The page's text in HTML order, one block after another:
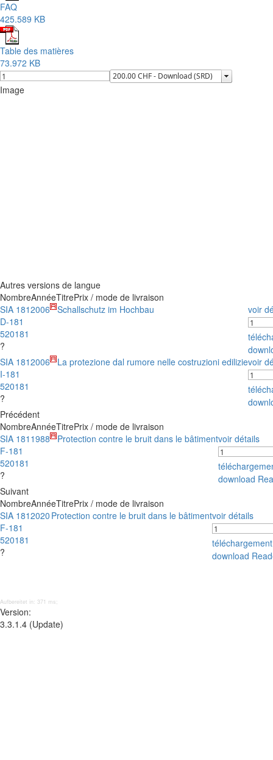
FAQ
425.589 KB
Table des matières
73.972 KB
Image
Autres versions de langue
NombreAnnéeTitrePrix / mode de livraison
SIA 181
D-181
520181
?
2006 Schallschutz im Hochbau voir
SIA 181
I-181
520181
?
2006 La protezione dal rumore nelle costruzioni edilizievoir
Précédent
NombreAnnéeTitrePrix / mode de livraison
SIA 181
F-181
520181
?
1988 Protection contre le bruit dans le bâtimentvoir détails
download
Suivant
NombreAnnéeTitrePrix / mode de livraison
SIA 181
F-181
520181
?
2020 Protection contre le bruit dans le bâtimentvoir détails
download
Aufbereitet in: 371 ms;
Version:
3.3.1.4 (Update)